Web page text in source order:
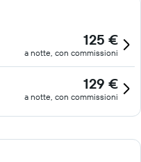
125 €
a notte, con commissioni
129 €
a notte, con commissioni